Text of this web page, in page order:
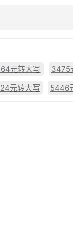
元转大写
3475
元转大写 5446